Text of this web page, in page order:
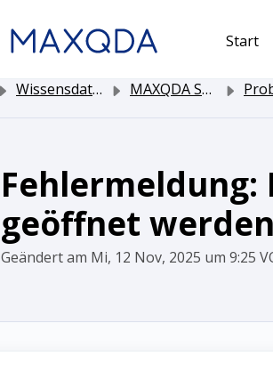
Start
Wissensdatenbank MAXQDA Software
Fehlermeldung:
geöffnet
Geändert am Mi, 12 Nov, 2025 um 9:25